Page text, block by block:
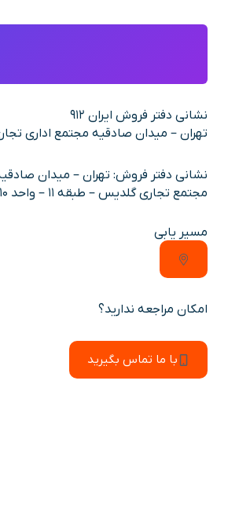
نشانی دفتر فروش ایران 912
تهران – میدان صادقیه مجتمع اداری تجاری
نشانی دفتر فروش: تهران – میدان
مجتمع تجاری گلدیس – طبقه 11 – واحد 10
مسیر یابی
امکان مراجعه ندارید؟
با ما تماس بگیرید